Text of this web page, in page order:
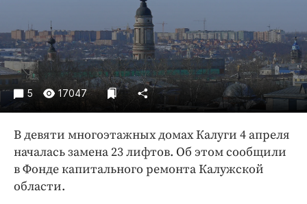
Общество
Погода
Праздники
Происшествия
Спорт
Экономика и бизнес
ПРОЕКТЫ
Блоги
5 17047
В девяти многоэтажных домах Калуги 4 апреля
началась замена 23 лифтов. Об этом сообщили
в Фонде капитального ремонта Калужской
области.